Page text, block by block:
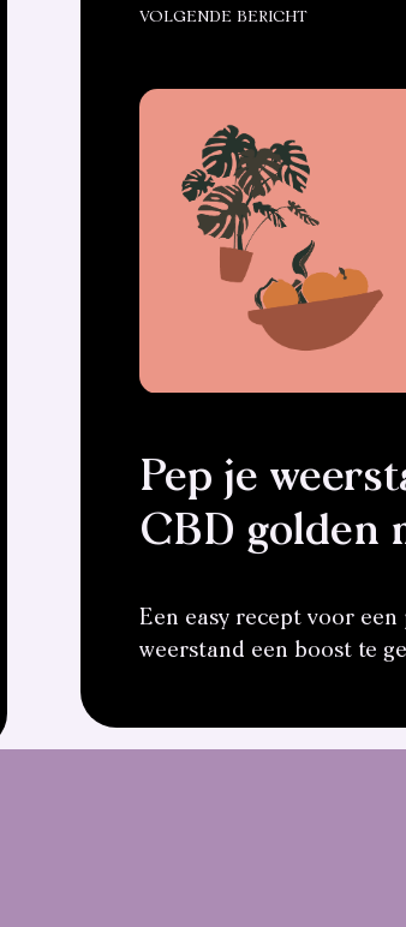
VOLGENDE BERICHT
Pep je
CBD golden
Een easy recept voor
weerstand een boost te